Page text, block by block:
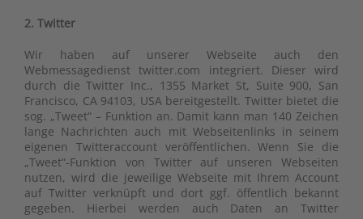
2. Twitter
Wir haben auf unserer Webseite auch den
Webmessagedienst twitter.com integriert. Dieser wird
durch die Twitter Inc., 1355 Market St, Suite 900, San
Francisco, CA 94103, USA bereitgestellt. Twitter bietet die
sog. „Tweet“ – Funktion an. Damit kann man 140 Zeichen
lange Nachrichten auch mit Webseitenlinks in seinem
eigenen Twitteraccount veröffentlichen. Wenn Sie die
„Tweet“-Funktion von Twitter auf unseren Webseiten
nutzen, wird die jeweilige Webseite mit Ihrem Account
auf Twitter verknüpft und dort ggf. öffentlich bekannt
gegeben. Hierbei werden auch Daten an Twitter